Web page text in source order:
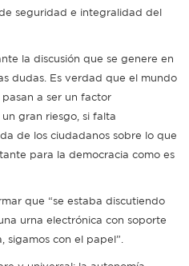
seguridad e integralidad del
la discusión que se genere en
dudas. Es verdad que el mundo
a ser un factor
gran riesgo, si falta
de los ciudadanos sobre lo que
para la democracia como es
que “se estaba discutiendo
urna electrónica con soporte
sigamos con el papel”.